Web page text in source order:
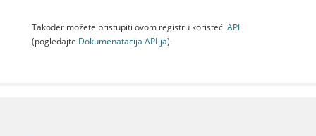
Također možete pristupiti ovom registru koristeći API
(pogledajte Dokumenаtаcijа API-jа).